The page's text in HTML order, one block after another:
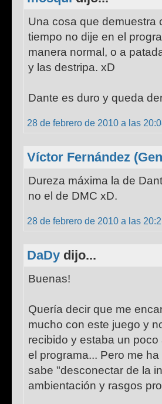
Una cosa que demuestra
tiempo no dije en el
manera normal, o a
y las destripa. xD
Dante es duro y queda
28 de febrero de 2010 a las
Víctor Fernández
Dureza máxima la de
no el de DMC xD.
28 de febrero de 2010 a las
DaDy dijo...
Buenas!
Quería decir que me
mucho con este juego y
recibido y estaba un
el programa... Pero me
sabe "desconectar de la
ambientación y rasgos